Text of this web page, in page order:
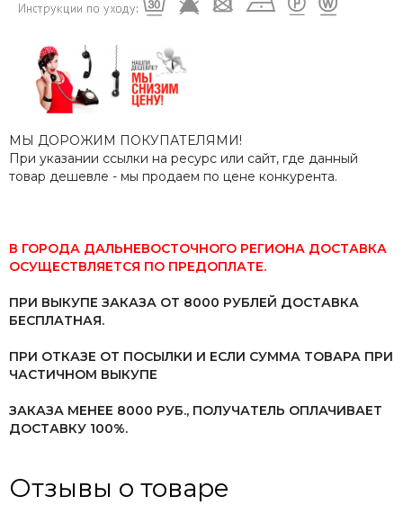
МЫ ДОРОЖИМ ПОКУПАТЕЛЯМИ!
При указании ссылки на ресурс или сайт, где данный
товар дешевле - мы продаем по цене конкурента.
В ГОРОДА ДАЛЬНЕВОСТОЧНОГО РЕГИОНА ДОСТАВКА
ОСУЩЕСТВЛЯЕТСЯ ПО ПРЕДОПЛАТЕ.
ПРИ ВЫКУПЕ ЗАКАЗА ОТ 8000 РУБЛЕЙ ДОСТАВКА
БЕСПЛАТНАЯ.
ПРИ ОТКАЗЕ ОТ ПОСЫЛКИ И ЕСЛИ СУММА ТОВАРА ПРИ
ЧАСТИЧНОМ ВЫКУПЕ
ЗАКАЗА МЕНЕЕ 8000 РУБ., ПОЛУЧАТЕЛЬ ОПЛАЧИВАЕТ
ДОСТАВКУ 100%.
Отзывы о товаре